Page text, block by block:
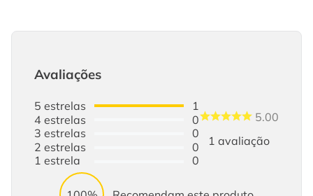
Avaliações
5estrelas
4estrelas
3estrelas
2estrelas
1estrela
1
0
0
0
0
5.00
1avaliação